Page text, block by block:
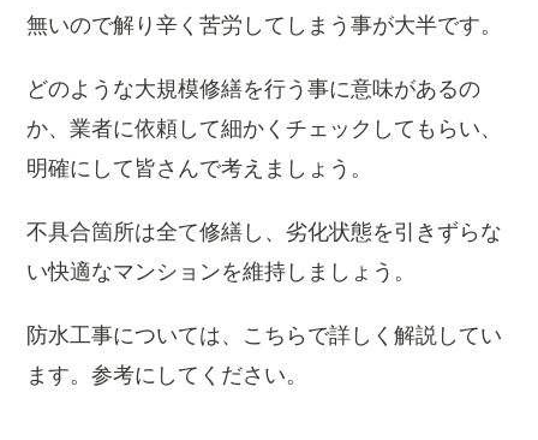
無いので解り辛く苦労してしまう事が大半です。
どのような大規模修繕を行う事に意味があるの
か、業者に依頼して細かくチェックしてもらい、
明確にして皆さんで考えましょう。
不具合箇所は全て修繕し、劣化状態を引きずらな
い快適なマンションを維持しましょう。
防水工事については、こちらで詳しく解説してい
ます。参考にしてください。